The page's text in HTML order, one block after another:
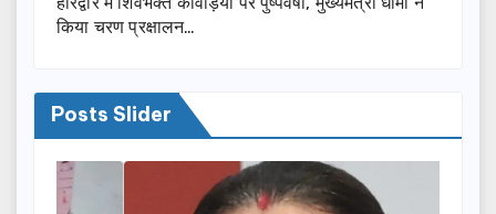
किया चरण प्रक्षालन…
Posts Slider